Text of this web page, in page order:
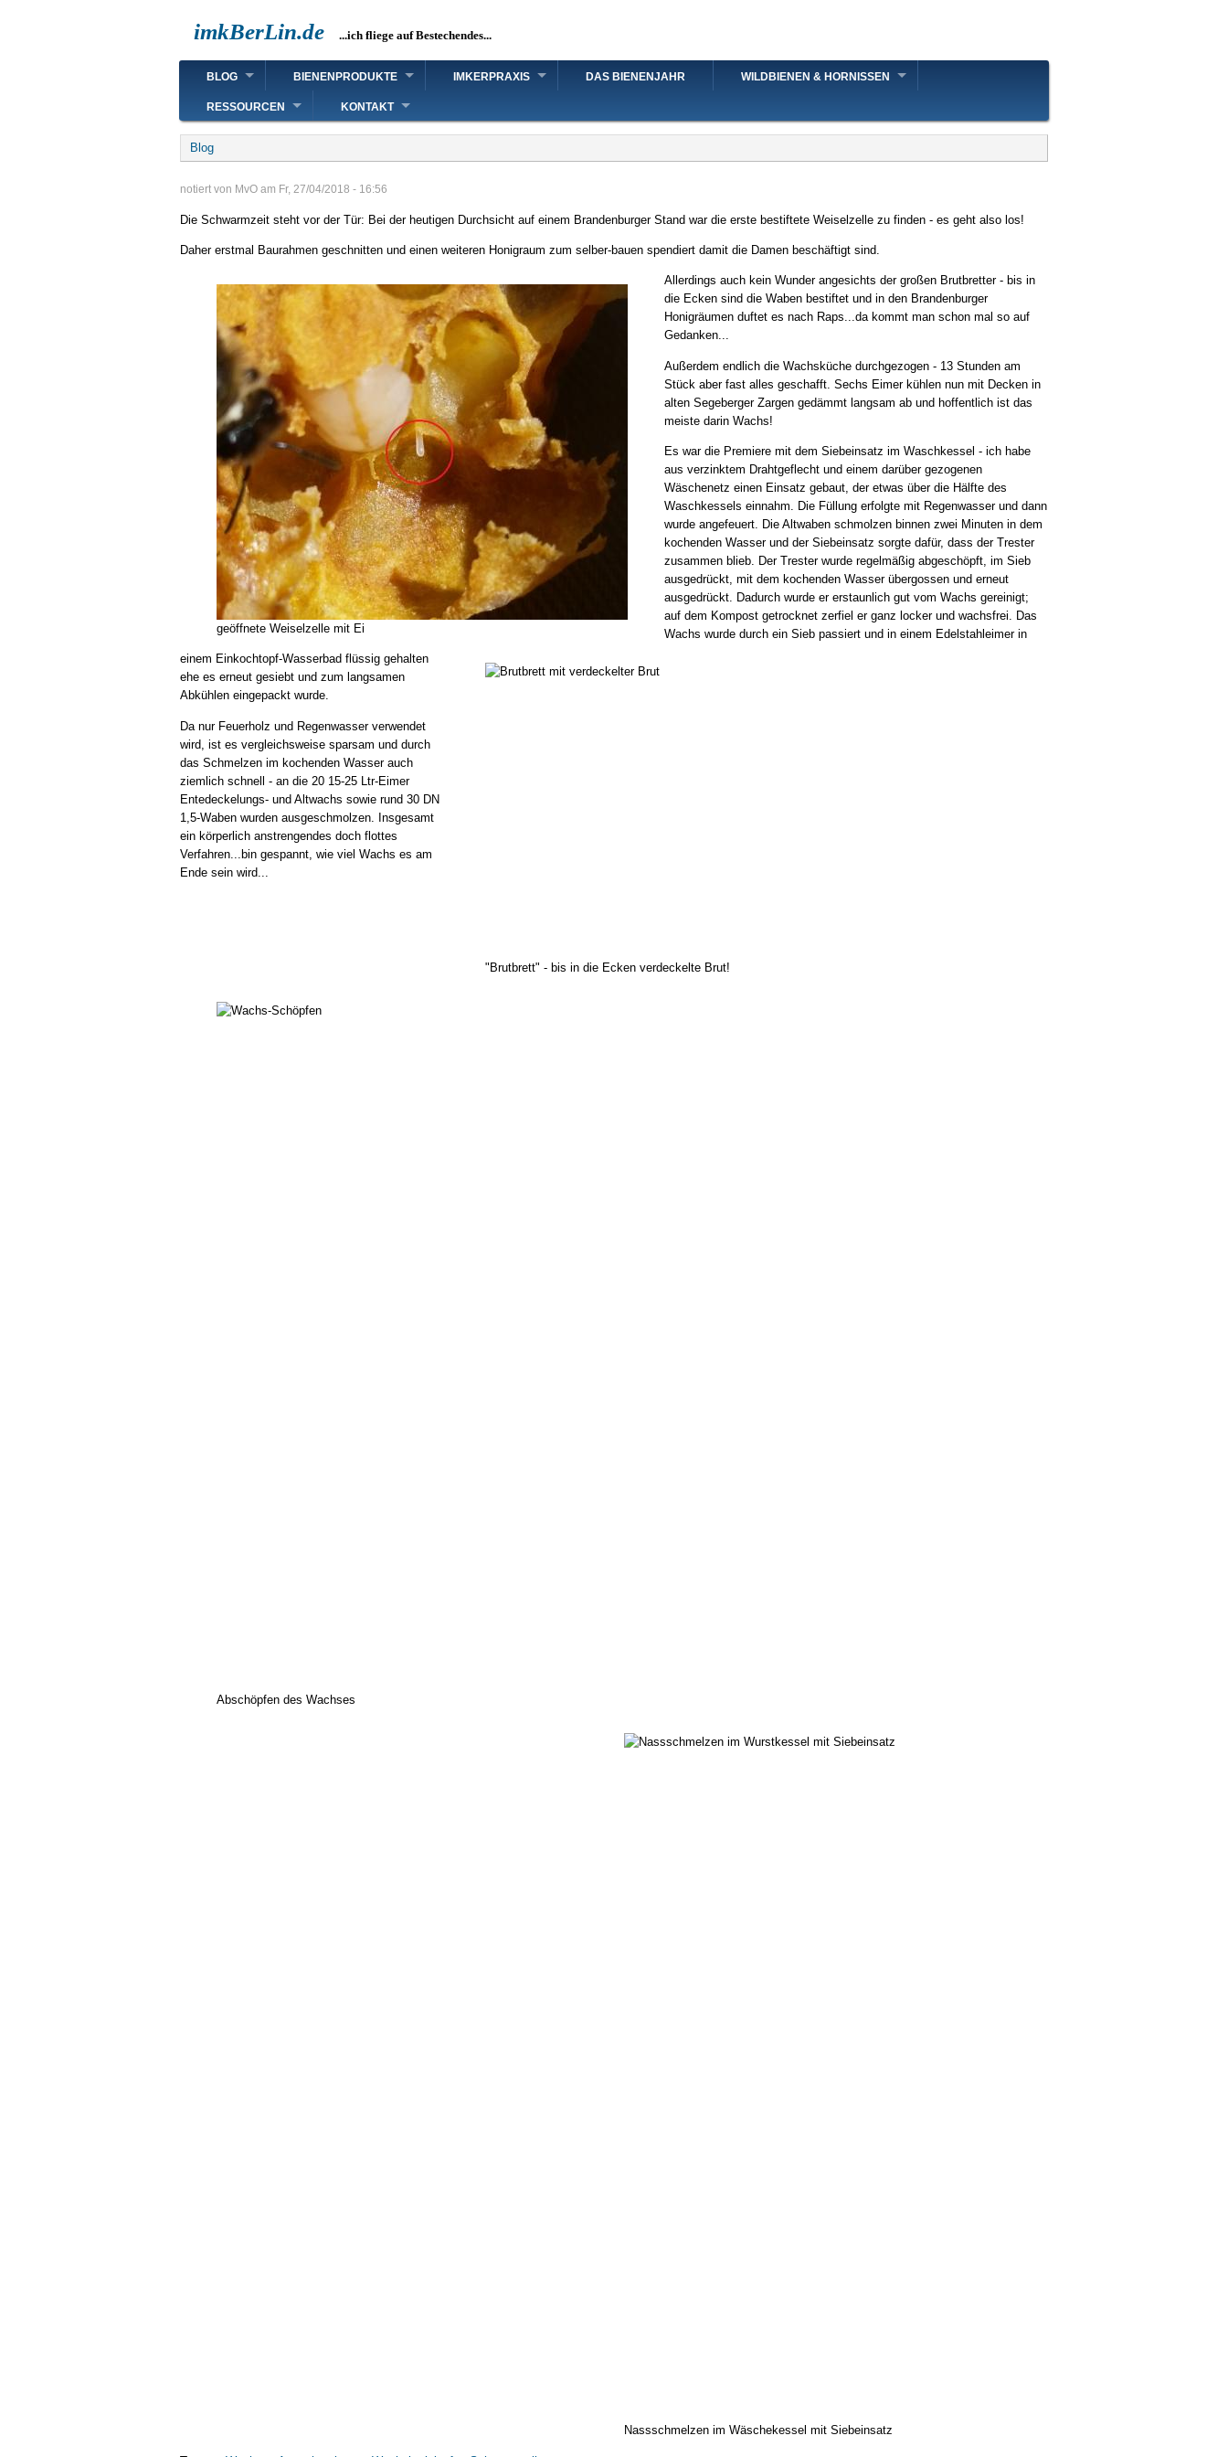
imkBerLin.de ...ich fliege auf Bestechendes...
MainBLOG BIENENPRODUKTE IMKERPRAXIS DAS BIENENJAHR WILDBIENEN & HORNISSEN
RESSOURCEN KONTAKT
Breadcrumb
Blog
notiert von MvO am Fr, 27/04/2018 - 16:56
Die Schwarmzeit steht vor der Tür: Bei der heutigen Durchsicht auf einem Brandenburger Stand war die erste bestiftete Weiselzelle zu finden - es geht also los!
Daher erstmal Baurahmen geschnitten und einen weiteren Honigraum zum selber-bauen spendiert damit die Damen beschäftigt sind.
geöffnete Weiselzelle mit Ei
"Brutbrett" - bis in die Ecken verdeckelte Brut!
Allerdings auch kein Wunder angesichts der großen Brutbretter - bis in
die Ecken sind die Waben bestiftet und in den Brandenburger
Honigräumen duftet es nach Raps...da kommt man schon mal so auf
Gedanken...
Außerdem endlich die Wachsküche durchgezogen - 13 Stunden am
Stück aber fast alles geschafft. Sechs Eimer kühlen nun mit Decken in
alten Segeberger Zargen gedämmt langsam ab und hoffentlich ist das
meiste darin Wachs!
Es war die Premiere mit dem Siebeinsatz im Waschkessel - ich habe
aus verzinktem Drahtgeflecht und einem darüber gezogenen
Wäschenetz einen Einsatz gebaut, der etwas über die Hälfte des
Waschkessels einnahm. Die Füllung erfolgte mit Regenwasser und dann
wurde angefeuert. Die Altwaben schmolzen binnen zwei Minuten in dem
kochenden Wasser und der Siebeinsatz sorgte dafür, dass der Trester
zusammen blieb. Der Trester wurde regelmäßig abgeschöpft, im Sieb
ausgedrückt, mit dem kochenden Wasser übergossen und erneut
ausgedrückt. Dadurch wurde er erstaunlich gut vom Wachs gereinigt;
auf dem Kompost getrocknet zerfiel er ganz locker und wachsfrei. Das
Wachs wurde durch ein Sieb passiert und in einem Edelstahleimer in
einem Einkochtopf-Wasserbad flüssig gehalten
ehe es erneut gesiebt und zum langsamen
Abkühlen eingepackt wurde.
Da nur Feuerholz und Regenwasser verwendet
wird, ist es vergleichsweise sparsam und durch
das Schmelzen im kochenden Wasser auch
ziemlich schnell - an die 20 15-25 Ltr-Eimer
Entedeckelungs- und Altwachs sowie rund 30 DN
1,5-Waben wurden ausgeschmolzen. Insgesamt
ein körperlich anstrengendes doch flottes
Verfahren...bin gespannt, wie viel Wachs es am
Ende sein wird...
Abschöpfen des Wachses
Nassschmelzen im Wäschekessel mit Siebeinsatz